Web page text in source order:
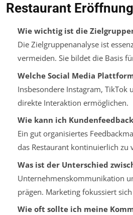
Restaurant Eröffnung
Wie wichtig ist die
Die Zielgruppenanalyse ist
vermeiden. Sie bildet die Basis
Welche Social Media
Insbesondere Instagram,
direkte Interaktion ermöglichen.
Wie kann ich
Ein gut organisiertes
das Restaurant kontinuierlich zu
Was ist der Unterschied
Unternehmenskommunikation
prägen. Marketing fokussiert
Wie oft sollte ich meine